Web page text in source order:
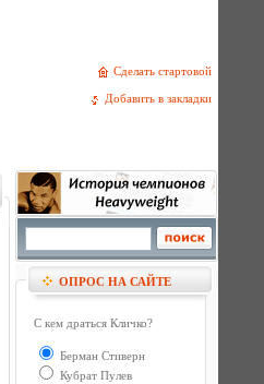
Сделать стартовой
Добавить в закладки
ОПРОС НА САЙТЕ
С кем драться Кличко?
Берман Стиверн
Кубрат Пулев